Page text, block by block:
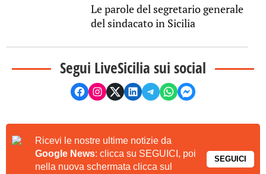
Le parole del segretario generale
del sindacato in Sicilia
Segui LiveSicilia sui social
Ricevi le nostre ultime notizie da
Google News: clicca su SEGUICI, poi
nella nuova schermata clicca sul
SEGUICI